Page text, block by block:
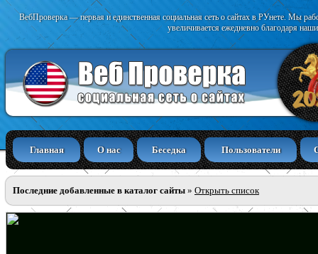
ВебПроверка — первая и единственная социальная сеть о сайтах в РУнете. Мы
увеличивается ежедневно благодаря
Главная О нас Беседка Пользователи
Последние добавленные в каталог сайты » Открыть список